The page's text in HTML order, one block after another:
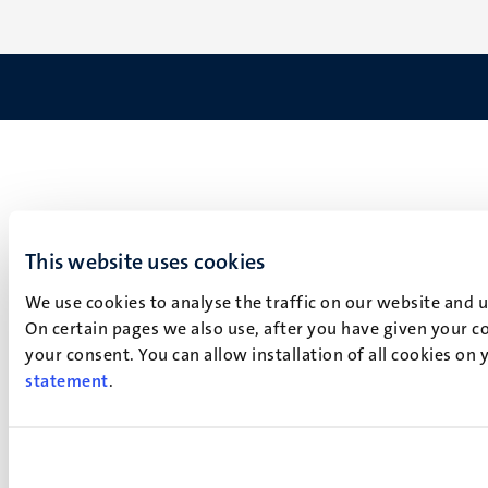
This website uses cookies
We use cookies to analyse the traffic on our website
On certain pages we also use, after you have given your
your consent. You can allow installation of all cookies
statement.